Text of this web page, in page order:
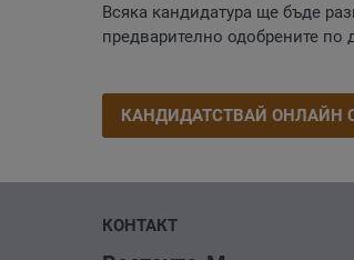
Всяка кандидатура ще бъде
предварително одобрените
КАНДИДАТСТВАЙ ОНЛАЙН
КОНТАКТ